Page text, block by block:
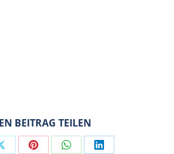
BEITRAG TEILEN